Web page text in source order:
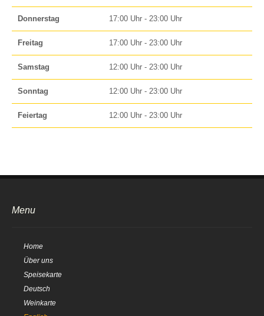
Donnerstag 17:00 Uhr - 23:00 Uhr
Freitag 17:00 Uhr - 23:00 Uhr
Samstag 12:00 Uhr - 23:00 Uhr
Sonntag 12:00 Uhr - 23:00 Uhr
Feiertag 12:00 Uhr - 23:00 Uhr
Menu
Home
Über uns
Speisekarte
Deutsch
Weinkarte